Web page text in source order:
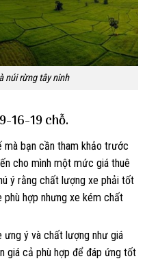
núi rừng tây ninh
16-19 chỗ.
mà bạn cần tham khảo trước
cho mình một mức giá thuê
ý rằng chất lượng xe phải tốt
phù hợp nhưng xe kém chất
ý và chất lượng như giá
giá cả phù hợp để đáp ứng tốt